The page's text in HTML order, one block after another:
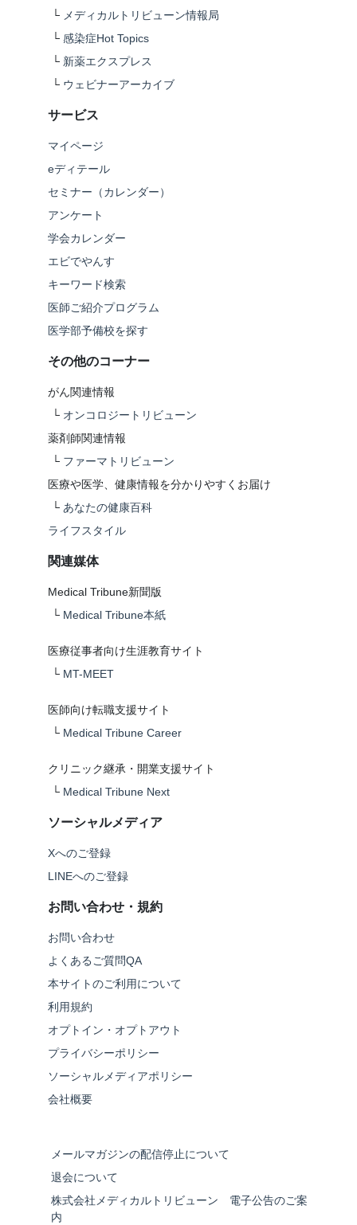
└ メディカルトリビューン情報局
└ 感染症Hot Topics
└ 新薬エクスプレス
└ ウェビナーアーカイブ
サービス
マイページ
eディテール
セミナー（カレンダー）
アンケート
学会カレンダー
エビでやんす
キーワード検索
医師ご紹介プログラム
医学部予備校を探す
その他のコーナー
がん関連情報
└ オンコロジートリビューン
薬剤師関連情報
└ ファーマトリビューン
医療や医学、健康情報を分かりやすくお届け
└ あなたの健康百科
ライフスタイル
関連媒体
Medical Tribune新聞版
└ Medical Tribune本紙
医療従事者向け生涯教育サイト
└ MT-MEET
医師向け転職支援サイト
└ Medical Tribune Career
クリニック継承・開業支援サイト
└ Medical Tribune Next
ソーシャルメディア
Xへのご登録
LINEへのご登録
お問い合わせ・規約
お問い合わせ
よくあるご質問QA
本サイトのご利用について
利用規約
オプトイン・オプトアウト
プライバシーポリシー
ソーシャルメディアポリシー
会社概要
メールマガジンの配信停止について
退会について
株式会社メディカルトリビューン 電子公告のご案
内